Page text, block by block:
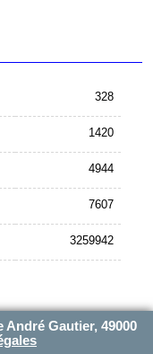
328
1420
4944
7607
3259942
André Gautier, 49000